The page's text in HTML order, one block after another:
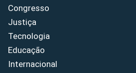
Congresso
Justiça
Tecnologia
Educação
Internacional